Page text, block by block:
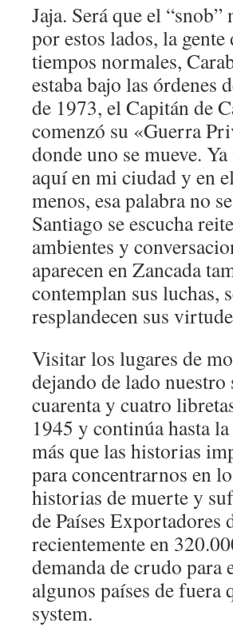
Jaja. Será que el
por estos lados, la
tiempos normales,
estaba bajo las órdenes
de 1973, el Capitán de
comenzó su «Guerra
donde uno se mueve.
aquí en mi ciudad y en
menos, esa palabra no
Santiago se escucha
ambientes y
aparecen en Zancada
contemplan sus luchas,
resplandecen sus
Visitar los lugares de
dejando de lado
cuarenta y cuatro
1945 y continúa hasta
más que las historias
para concentrarnos en
historias de muerte y
de Países Exportadores
recientemente en
demanda de crudo
algunos países de fuera
system.